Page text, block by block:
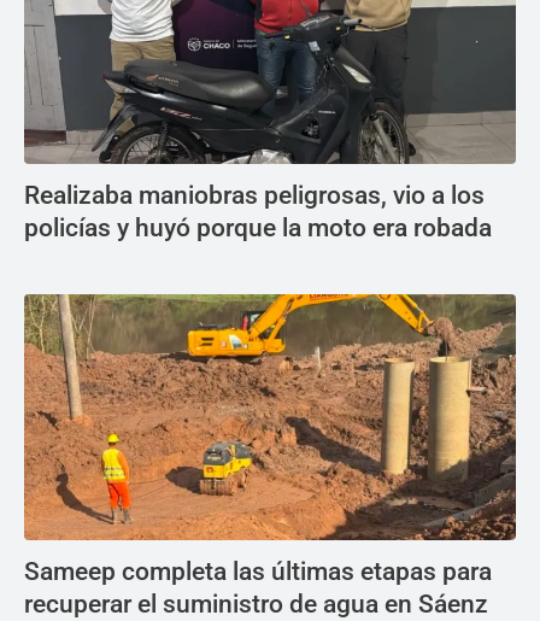
Realizaba maniobras peligrosas, vio a los
policías y huyó porque la moto era robada
Sameep completa las últimas etapas para
recuperar el suministro de agua en Sáenz